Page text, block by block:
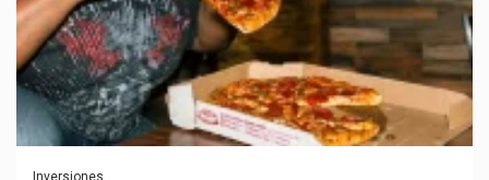
Inversiones